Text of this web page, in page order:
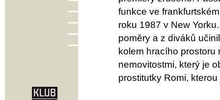
funkce ve
roku 1987 v New
poměry a z diváků
kolem hracího
nemovitostmi, který je
prostitutky Romi,